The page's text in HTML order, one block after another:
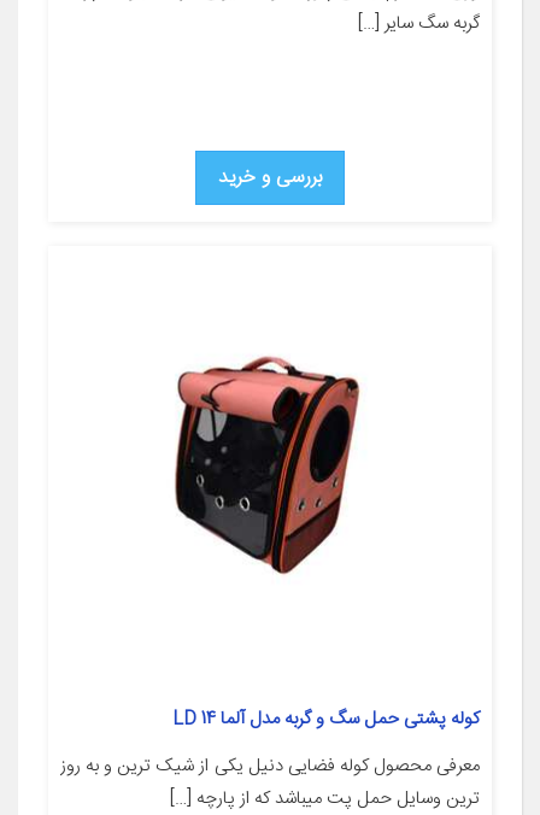
گربه سگ سایر […]
بررسی و خرید
کوله پشتی حمل سگ و گربه مدل آلما LD 14
معرفی محصول کوله فضایی دنیل یکی از شیک ترین و به روز
ترین وسایل حمل پت میباشد که از پارچه […]